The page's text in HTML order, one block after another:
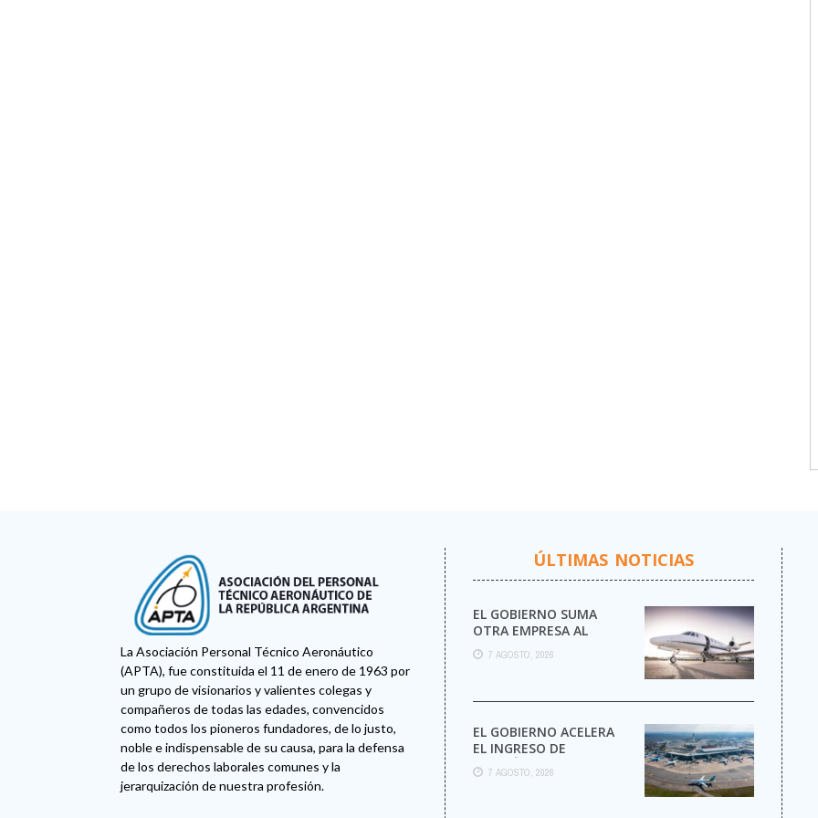
La Asociación Personal Técnico Aeronáutico
(APTA), fue constituida el 11 de enero de 1963 por
un grupo de visionarios y valientes colegas y
compañeros de todas las edades, convencidos
como todos los pioneros fundadores, de lo justo,
noble e indispensable de su causa, para la defensa
de los derechos laborales comunes y la
jerarquización de nuestra profesión.
ÚLTIMAS NOTICIAS
EL GOBIERNO SUMA
OTRA EMPRESA AL
NEGOCIO DE LOS VUELOS
PRIVADOS
7 AGOSTO, 2026
EL GOBIERNO ACELERA
EL INGRESO DE
AEROLÍNEAS
EXTRANJERAS CON
7 AGOSTO, 2026